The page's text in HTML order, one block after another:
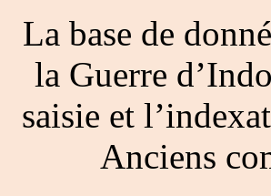
La base de
la Guerre
saisie et
Anciens